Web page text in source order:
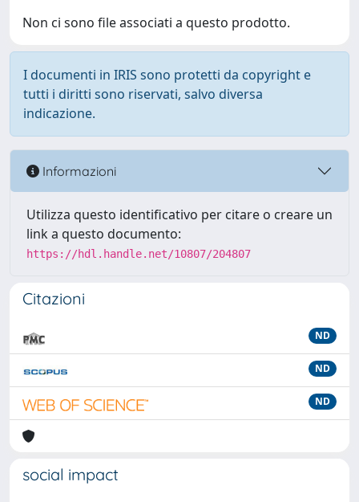
Non ci sono file associati a questo prodotto.
I documenti in IRIS sono protetti da copyright e
tutti i diritti sono riservati, salvo diversa
indicazione.
Informazioni
Utilizza questo identificativo per citare o creare un
link a questo documento:
https://hdl.handle.net/10807/204807
Citazioni
ND
ND
ND
social impact